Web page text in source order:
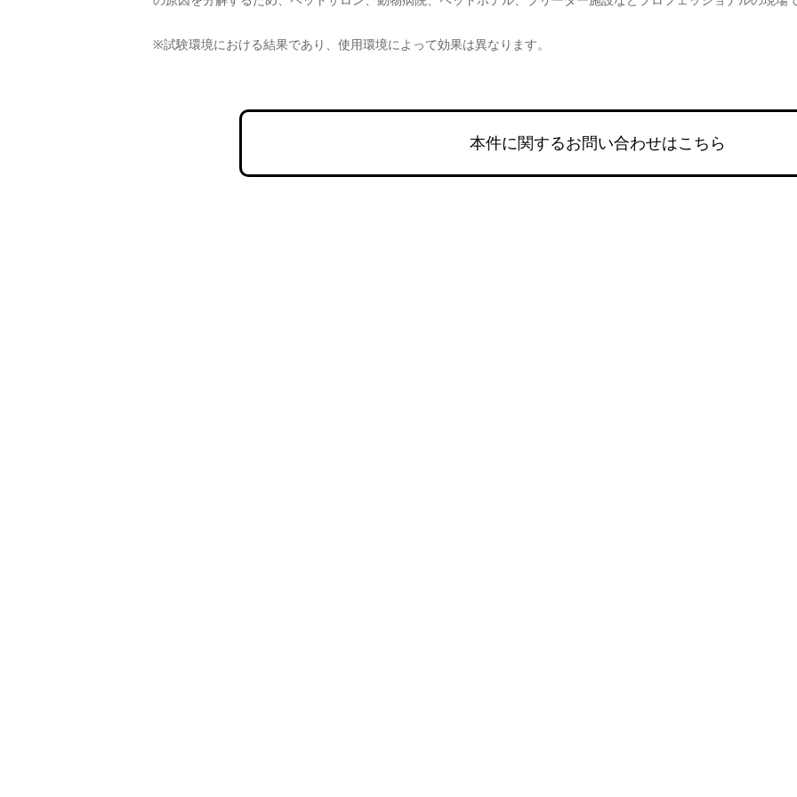
※試験環境における結果であり、使用環境によって効果は異なります。
本件に関するお問い合わせはこちら